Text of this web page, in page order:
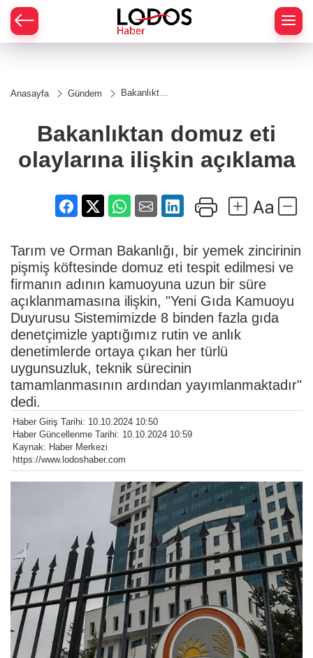
Anasayfa Gündem
Bakanlıktan
ilişkin
açıklama
Bakanlıktan domuz eti
olaylarına ilişkin açıklama
Tarım ve Orman Bakanlığı, bir yemek zincirinin
pişmiş köftesinde domuz eti tespit edilmesi ve
firmanın adının kamuoyuna uzun bir süre
açıklanmamasına ilişkin, "Yeni Gıda Kamuoyu
Duyurusu Sistemimizde 8 binden fazla gıda
denetçimizle yaptığımız rutin ve anlık
denetimlerde ortaya çıkan her türlü
uygunsuzluk, teknik sürecinin
tamamlanmasının ardından yayımlanmaktadır"
dedi.
Haber Giriş Tarihi: 10.10.2024 10:50
Haber Güncellenme Tarihi: 10.10.2024 10:59
Kaynak: Haber Merkezi
https://www.lodoshaber.com